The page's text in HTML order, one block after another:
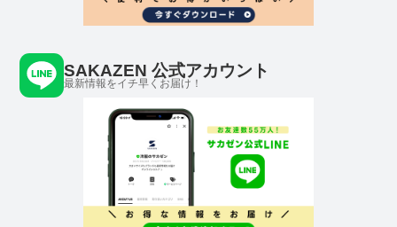
SAKAZEN 公式アカウント
最新情報をイチ早くお届け！